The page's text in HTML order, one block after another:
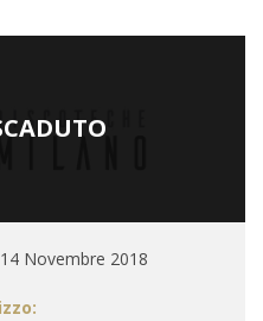
Novembre 2018